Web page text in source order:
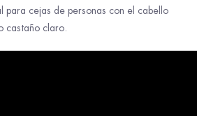
para cejas de personas con el cabello
castaño claro.